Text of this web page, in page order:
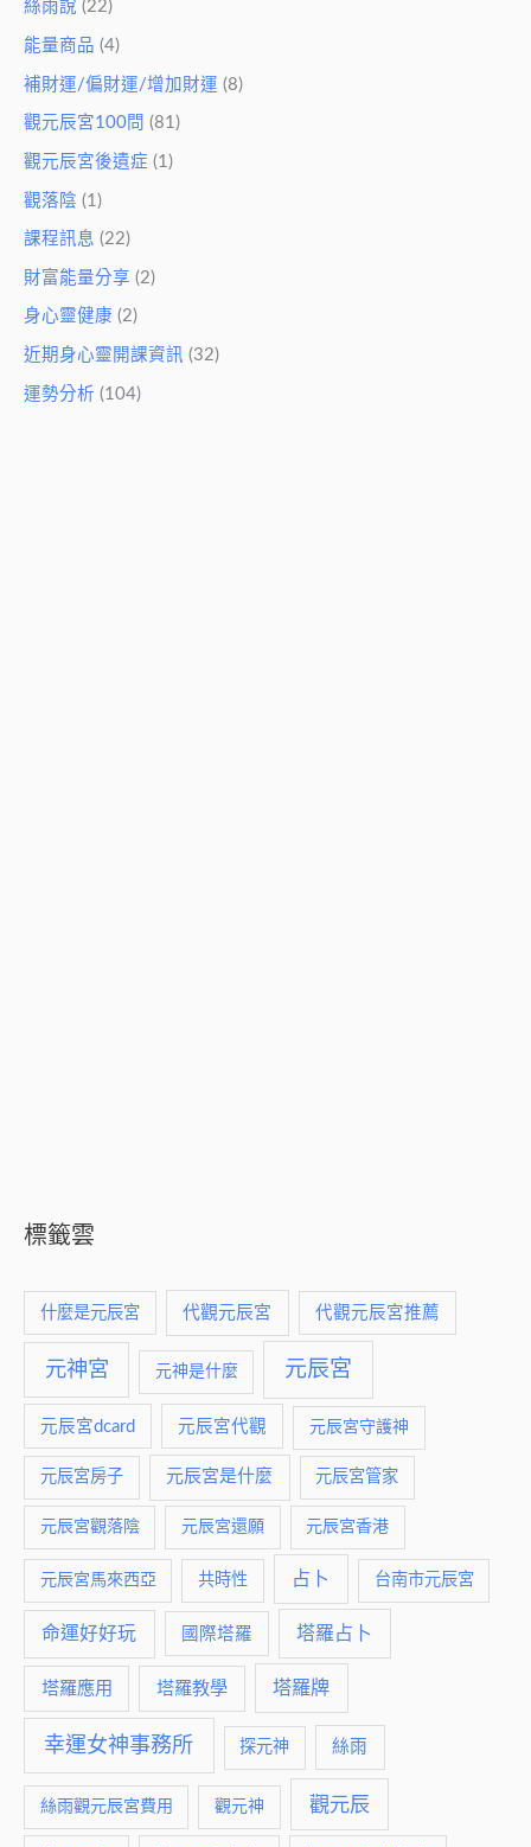
絲雨說 (22)
能量商品 (4)
補財運/偏財運/增加財運 (8)
觀元辰宮100問 (81)
觀元辰宮後遺症 (1)
觀落陰 (1)
課程訊息 (22)
財富能量分享 (2)
身心靈健康 (2)
近期身心靈開課資訊 (32)
運勢分析 (104)
標籤雲
什麼是元辰宮 代觀元辰宮 代觀元辰宮推薦
元神宮 元神是什麼 元辰宮
元辰宮dcard 元辰宮代觀 元辰宮守護神
元辰宮房子 元辰宮是什麼 元辰宮管家
元辰宮觀落陰 元辰宮還願 元辰宮香港
元辰宮馬來西亞 共時性 占卜 台南市元辰宮
命運好好玩 國際塔羅 塔羅占卜
塔羅應用 塔羅教學 塔羅牌
幸運女神事務所 探元神 絲雨
絲雨觀元辰宮費用 觀元神 觀元辰